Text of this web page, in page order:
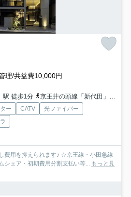
理/共益費10,000円
駅 徒歩1分
京王井の頭線「新代田」駅 徒歩7分
ー CATV
光ファイバー
費用を抑えられます♪ ☆京王線・小田急線
シェア・初期費用分割支払い等... もっと見